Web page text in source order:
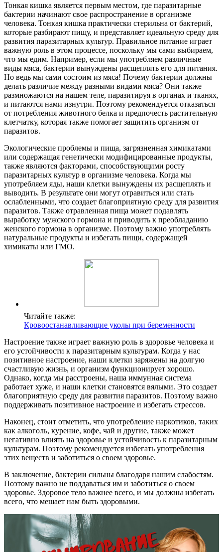
Тонкая кишка является первым местом, где паразитарные
бактерии начинают свое распространение в организме
человека. Тонкая кишка практически стерильна от бактерий,
которые разбирают пищу, и представляет идеальную среду для
развития паразитарных культур. Правильное питание играет
важную роль в этом процессе, поскольку мы сами выбираем,
что мы едим. Например, если мы употребляем различные
виды мяса, бактерии вынуждены расщеплять его для питания.
Но ведь мы сами состоим из мяса! Почему бактерии должны
делать различие между разными видами мяса? Они также
размножаются на нашем теле, паразитируя в органах и тканях,
и питаются нами изнутри. Поэтому рекомендуется отказаться
от потребления животного белка и предпочесть растительную
клетчатку, которая также помогает защитить организм от
паразитов.
Экологические проблемы и пища, загрязненная химикатами
или содержащая генетически модифицированные продукты,
также являются факторами, способствующими росту
паразитарных культур в организме человека. Когда мы
употребляем яды, наши клетки вынуждены их расщеплять и
выводить. В результате они могут отравиться или стать
ослабленными, что создает благоприятную среду для развития
паразитов. Также отравленная пища может подавлять
выработку мужского гормона и приводить к преобладанию
женского гормона в организме. Поэтому важно употреблять
натуральные продукты и избегать пищи, содержащей
химикаты или ГМО.
Читайте также:
Кровоостанавливающие уколы при беременности
Настроение также играет важную роль в здоровье человека и
его устойчивости к паразитарным культурам. Когда у нас
позитивное настроение, наши клетки заряжены на долгую
счастливую жизнь, и организм функционирует хорошо.
Однако, когда мы расстроены, наша иммунная система
работает хуже, и наши клетки становятся вялыми. Это создает
благоприятную среду для развития паразитов. Поэтому важно
поддерживать позитивное настроение и избегать стрессов.
Наконец, стоит отметить, что употребление наркотиков, таких
как алкоголь, курение, кофе, чай и другие, также может
негативно влиять на здоровье и устойчивость к паразитарным
культурам. Поэтому рекомендуется избегать употребления
этих веществ и заботиться о своем здоровье.
В заключение, бактерии сильны благодаря нашим слабостям.
Поэтому важно не поддаваться им и заботиться о своем
здоровье. Здоровое тело важнее всего, и мы должны избегать
всего, что мешает нам быть здоровыми.